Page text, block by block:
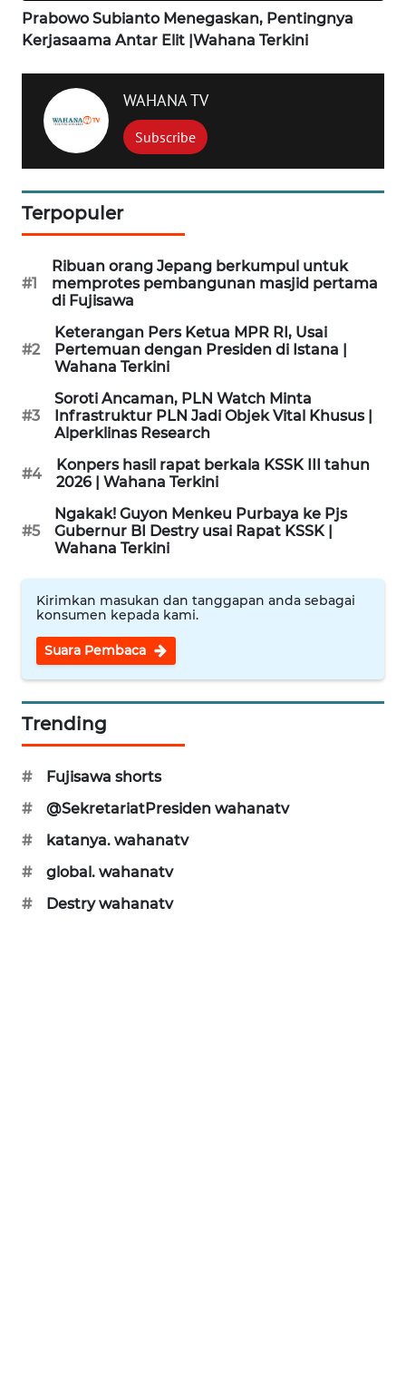
Prabowo Subianto Menegaskan, Pentingnya
Kerjasaama Antar Elit |Wahana Terkini
WAHANA TV
Subscribe
Terpopuler
#1
Ribuan orang Jepang berkumpul untuk
memprotes pembangunan masjid pertama
di Fujisawa
#2
Keterangan Pers Ketua MPR RI, Usai
Pertemuan dengan Presiden di Istana |
Wahana Terkini
#3
Soroti Ancaman, PLN Watch Minta
Infrastruktur PLN Jadi Objek Vital Khusus |
Alperklinas Research
#4
Konpers hasil rapat berkala KSSK III tahun
2026 | Wahana Terkini
#5
Ngakak! Guyon Menkeu Purbaya ke Pjs
Gubernur BI Destry usai Rapat KSSK |
Wahana Terkini
Kirimkan masukan dan tanggapan anda sebagai
konsumen kepada kami.
Suara Pembaca
Trending
#
Fujisawa shorts
#
@SekretariatPresiden wahanatv
#
katanya. wahanatv
#
global. wahanatv
#
Destry wahanatv
WN
DEPOK
WN
TAPANULI
UTARA
WN
LAWAS
SUMEDANG
CIANJUR
KEPULAUAN
SERIBU
WN
TANGERANG
WN
BINJAI
WN
WN
WN